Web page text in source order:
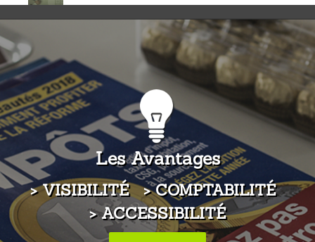
Les Avantages
> VISIBILITÉ > COMPTABILITÉ
> ACCESSIBILITÉ